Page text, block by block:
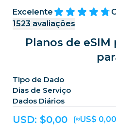
Excelente
1523 avaliações
Planos de eSIM
Tipo de Dado
Dias de Serviço
Dados Diários
USD: $0,00 (≈US$